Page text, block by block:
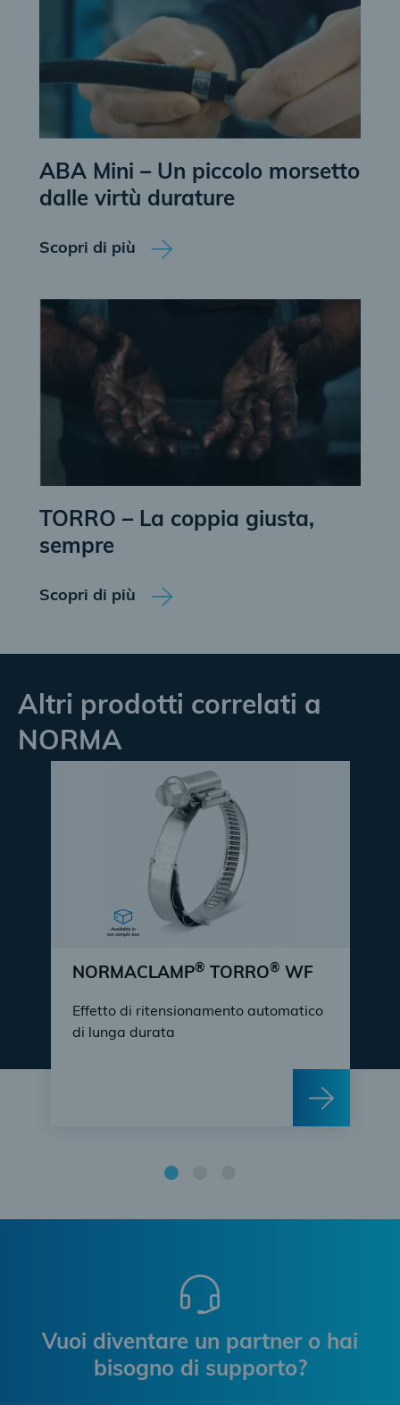
ABA Mini – Un piccolo morsetto
dalle virtù durature
Scopri di più
TORRO – La coppia giusta,
sempre
Scopri di più
Altri prodotti correlati a
NORMA
NORMACLAMP® TORRO® WF
Effetto di ritensionamento automatico
di lunga durata
Vuoi diventare un partner o hai
bisogno di supporto?